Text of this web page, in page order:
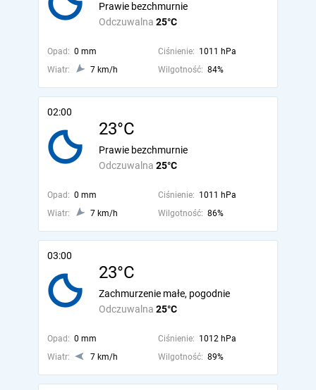
Odczuwalna 25°C
Prawie bezchmurnie
Opad: 0 mm Ciśnienie: 1011 hPa
Wiatr:
7 km/h Wilgotność: 84%
02:00
23°C
Odczuwalna 25°C
Prawie bezchmurnie
Opad: 0 mm Ciśnienie: 1011 hPa
Wiatr:
7 km/h Wilgotność: 86%
03:00
23°C
Odczuwalna 25°C
Zachmurzenie małe, pogodnie
Opad: 0 mm Ciśnienie: 1012 hPa
Wiatr:
7 km/h Wilgotność: 89%